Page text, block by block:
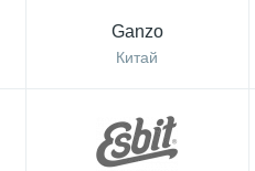
Ganzo
Китай